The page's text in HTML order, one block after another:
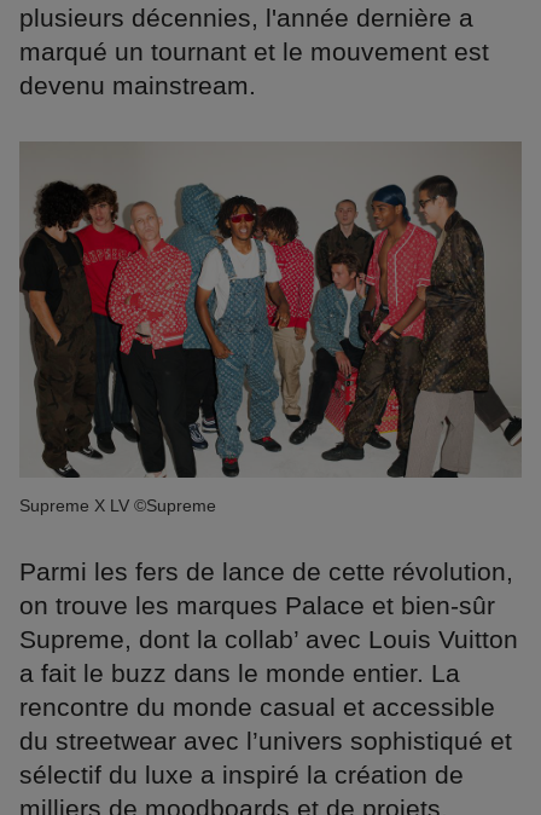
plusieurs décennies, l'année dernière a
marqué un tournant et le mouvement est
devenu mainstream.
Supreme X LV ©Supreme
Parmi les fers de lance de cette révolution,
on trouve les marques Palace et bien-sûr
Supreme, dont la collab’ avec Louis Vuitton
a fait le buzz dans le monde entier. La
rencontre du monde casual et accessible
du streetwear avec l’univers sophistiqué et
sélectif du luxe a inspiré la création de
milliers de moodboards et de projets.